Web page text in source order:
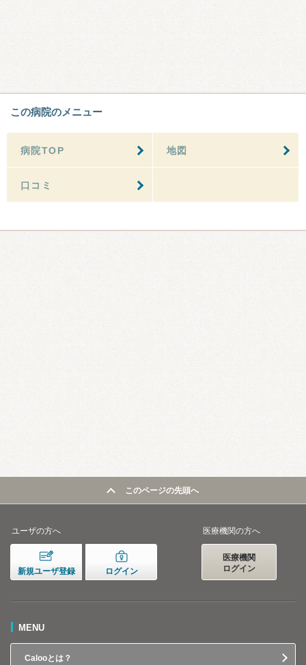
この病院のメニュー
病院TOP 地図
口コミ
このページの先頭へ
ユーザの方へ
新規ユーザ登録 ログイン
医療機関の方へ
医療機関
ログイン
MENU
Calooとは？